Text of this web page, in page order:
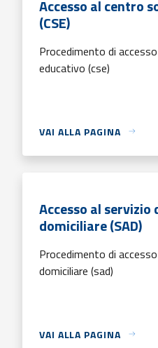
Accesso al centro
(CSE)
Procedimento di
educativo (cse)
VAI ALLA PAGINA
Accesso al servizio
domiciliare (SAD)
Procedimento di
domiciliare (sad)
VAI ALLA PAGINA